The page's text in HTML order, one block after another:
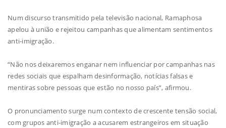
Num discurso transmitido pela televisão nacional, Ramaphosa
apelou à união e rejeitou campanhas que alimentam sentimentos
anti-imigração.
“Não nos deixaremos enganar nem influenciar por campanhas nas
redes sociais que espalham desinformação, notícias falsas e
mentiras sobre pessoas que estão no nosso país”, afirmou.
O pronunciamento surge num contexto de crescente tensão social,
com grupos anti-imigração a acusarem estrangeiros em situação